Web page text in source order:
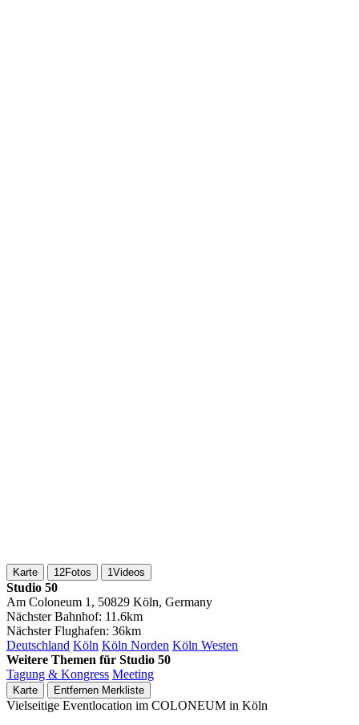
Karte 12Fotos 1Videos
Studio 50
Am Coloneum 1, 50829 Köln, Germany
Nächster Bahnhof: 11.6km
Nächster Flughafen: 36km
Deutschland Köln Köln Norden Köln Westen
Weitere Themen für Studio 50
Tagung & Kongress Meeting
Karte Entfernen Merkliste
Vielseitige Eventlocation im COLONEUM in Köln